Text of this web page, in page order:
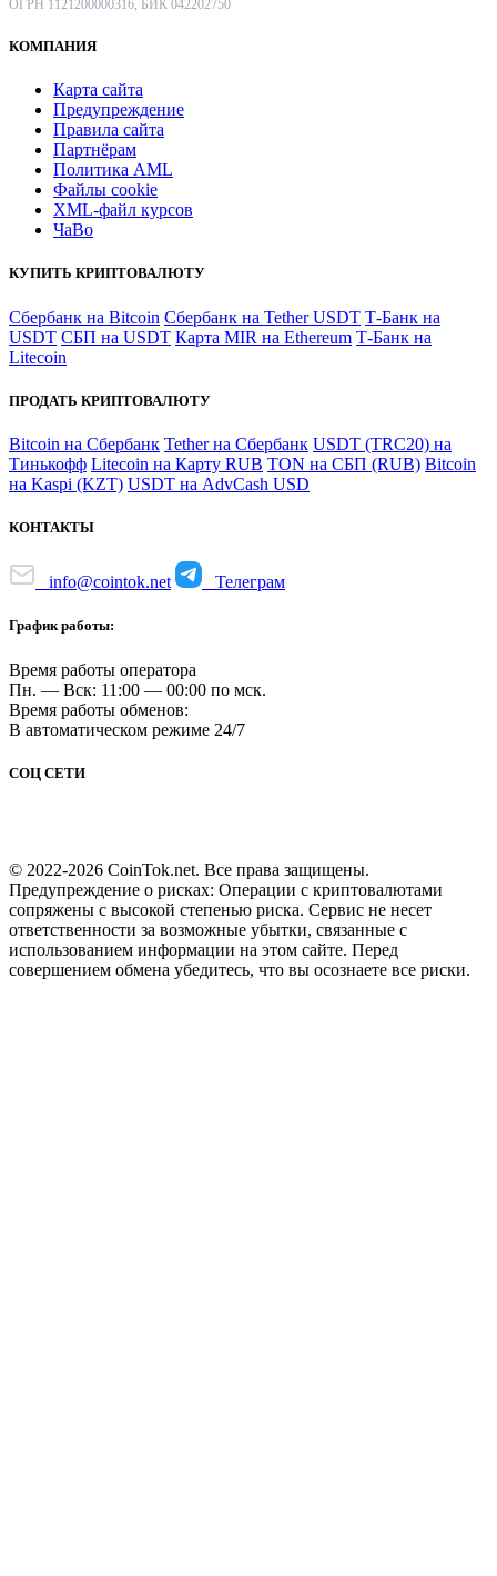
ОГРН 1121200000316, БИК 042202750
КОМПАНИЯ
Карта сайта
Предупреждение
Правила сайта
Партнёрам
Политика AML
Файлы coоkie
XML-файл курсов
ЧаВо
КУПИТЬ КРИПТОВАЛЮТУ
Сбербанк на Bitcoin Сбербанк на Tether USDT Т-Банк на
USDT СБП на USDT Карта MIR на Ethereum Т-Банк на
Litecoin
ПРОДАТЬ КРИПТОВАЛЮТУ
Bitcoin на Сбербанк Tether на Сбербанк USDT (TRC20) на
Тинькофф Litecoin на Карту RUB TON на СБП (RUB) Bitcoin
на Kaspi (KZT) USDT на AdvCash USD
КОНТАКТЫ
info@cointok.net Телеграм
График работы:
Время работы оператора
Пн. — Вск: 11:00 — 00:00 по мск.
Время работы обменов:
В автоматическом режиме 24/7
СОЦ СЕТИ
© 2022-2026 CoinTok.net. Все права защищены.
Предупреждение о рисках: Операции с криптовалютами
сопряжены с высокой степенью риска. Сервис не несет
ответственности за возможные убытки, связанные с
использованием информации на этом сайте. Перед
совершением обмена убедитесь, что вы осознаете все риски.